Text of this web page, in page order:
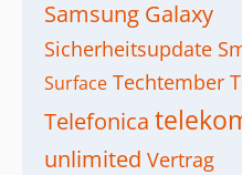
Samsung Galaxy
Sicherheitsupdate
Surface Techtember
Telefonica
unlimited Vertrag